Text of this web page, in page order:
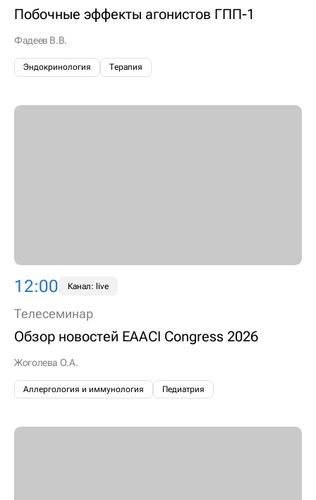
Побочные эффекты агонистов ГПП-1
Фадеев В.В.
Эндокринология Терапия
12:00 Канал: live
Телесеминар
Обзор новостей EAACI Congress 2026
Жоголева О.А.
Аллергология и иммунология Педиатрия